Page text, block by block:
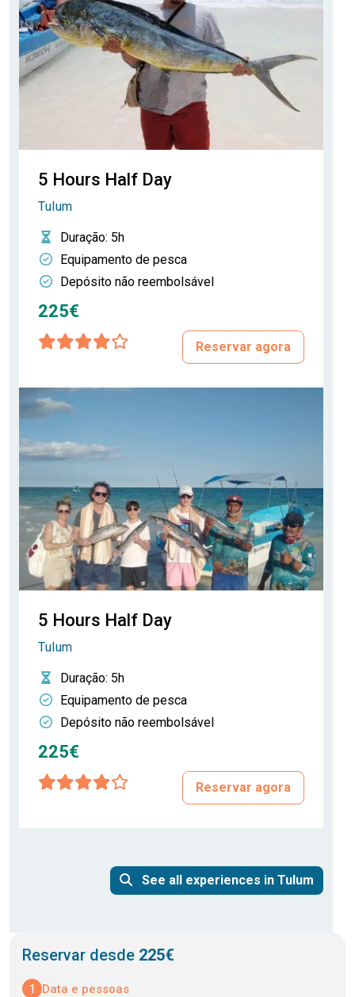
5 Hours Half Day
Tulum
Duração: 5h
Equipamento de pesca
Depósito não reembolsável
225€
Reservar agora
5 Hours Half Day
Tulum
Duração: 5h
Equipamento de pesca
Depósito não reembolsável
225€
Reservar agora
See all experiences in Tulum
Reservar desde 225€
1 Data e pessoas